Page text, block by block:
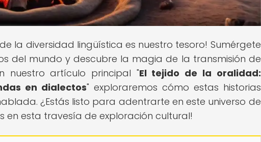
la diversidad lingüística es nuestro tesoro! Sumérgete
del mundo y descubre la magia de la transmisión de
nuestro artículo principal "El tejido de la oralidad:
en dialectos" exploraremos cómo estas historias
¿Estás listo para adentrarte en este universo de
en esta travesía de exploración cultural!